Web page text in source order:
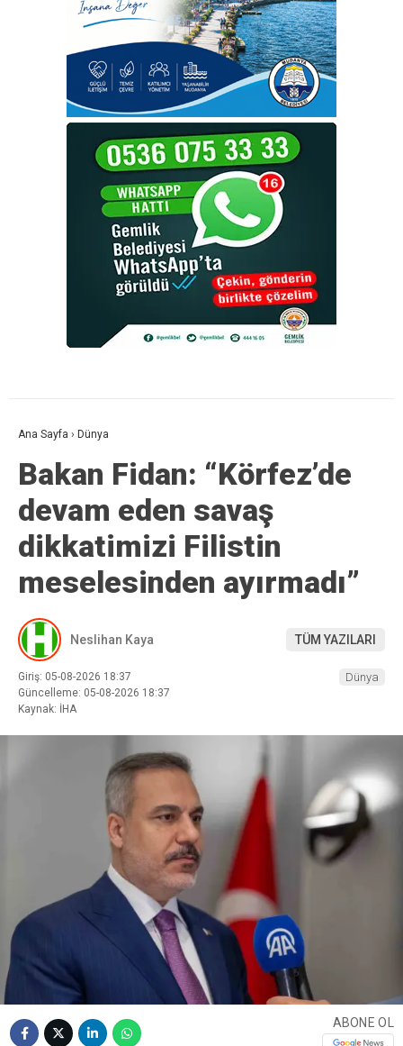
Ana Sayfa › Dünya
Bakan Fidan: “Körfez’de
devam eden savaş
dikkatimizi Filistin
meselesinden ayırmadı”
Neslihan Kaya TÜM YAZILARI
Giriş: 05-08-2026 18:37
Güncelleme: 05-08-2026 18:37
Kaynak: İHA
Dünya
ABONE OL